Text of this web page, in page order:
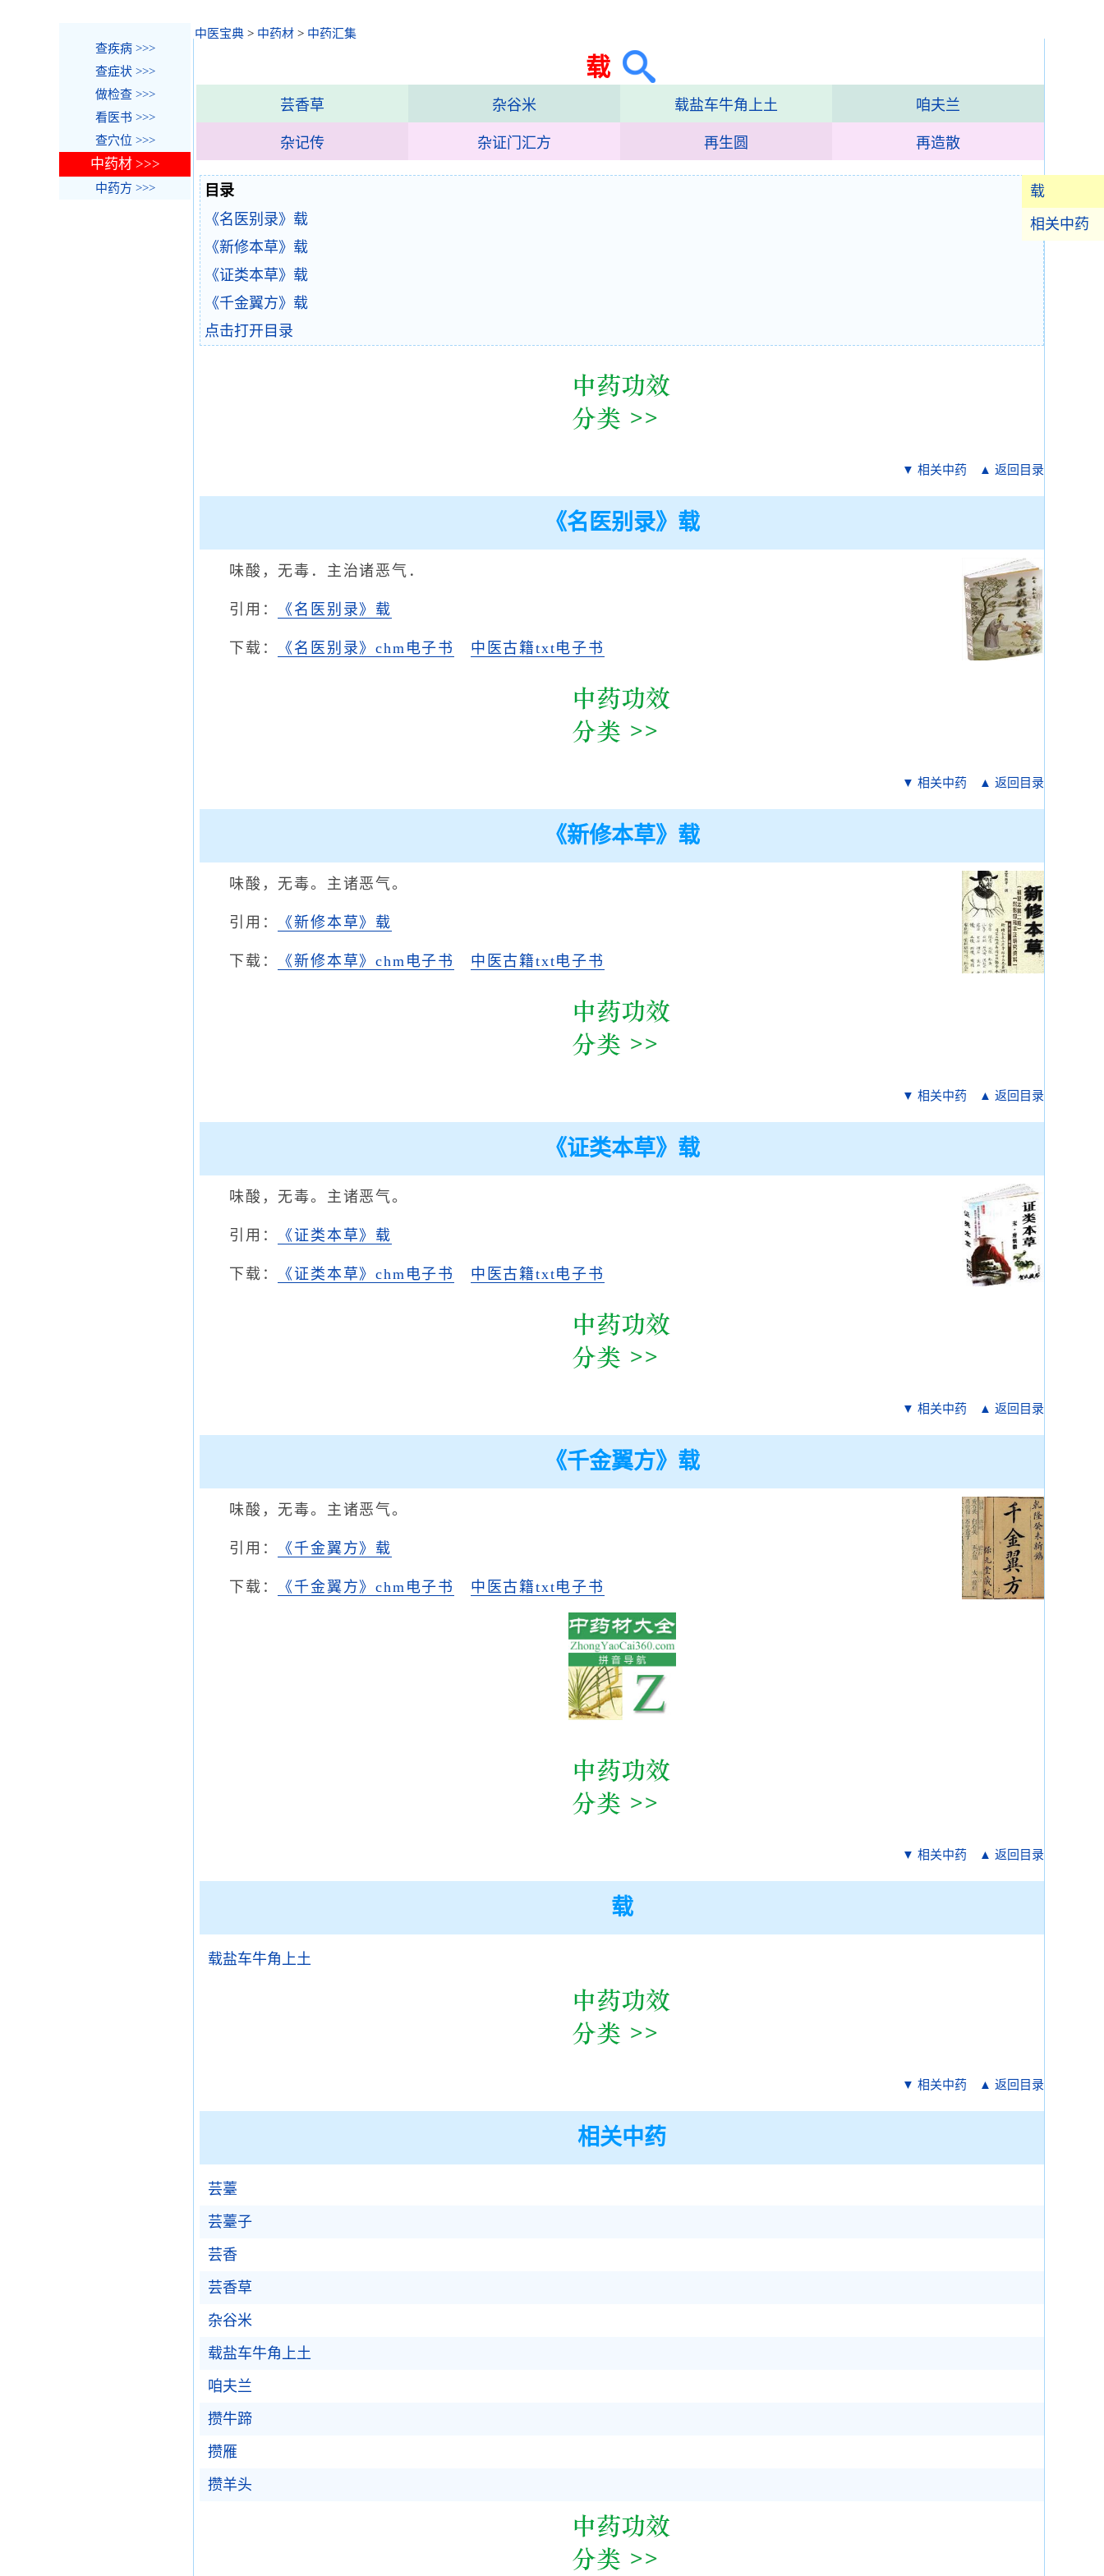
中医宝典 > 中药材 > 中药汇集
载
芸香草 杂谷米 载盐车牛角上土 咱夫兰
杂记传 杂证门汇方 再生圆 再造散
载
相关中药
目录
《名医别录》载
《新修本草》载
《证类本草》载
《千金翼方》载
点击打开目录
▼ 相关中药 ▲ 返回目录
《名医别录》载
味酸，无毒．主治诸恶气．
引用： 《名医别录》载
下载： 《名医别录》chm电子书 中医古籍txt电子书
▼ 相关中药 ▲ 返回目录
《新修本草》载
味酸，无毒。主诸恶气。
引用： 《新修本草》载
下载： 《新修本草》chm电子书 中医古籍txt电子书
▼ 相关中药 ▲ 返回目录
《证类本草》载
味酸，无毒。主诸恶气。
引用： 《证类本草》载
下载： 《证类本草》chm电子书 中医古籍txt电子书
▼ 相关中药 ▲ 返回目录
《千金翼方》载
味酸，无毒。主诸恶气。
引用： 《千金翼方》载
下载： 《千金翼方》chm电子书 中医古籍txt电子书
▼ 相关中药 ▲ 返回目录
载
载盐车牛角上土
▼ 相关中药 ▲ 返回目录
相关中药
芸薹
芸薹子
芸香
芸香草
杂谷米
载盐车牛角上土
咱夫兰
攒牛蹄
攒雁
攒羊头
查疾病 >>>
查症状 >>>
做检查 >>>
看医书 >>>
查穴位 >>>
中药材 >>>
中药方 >>>